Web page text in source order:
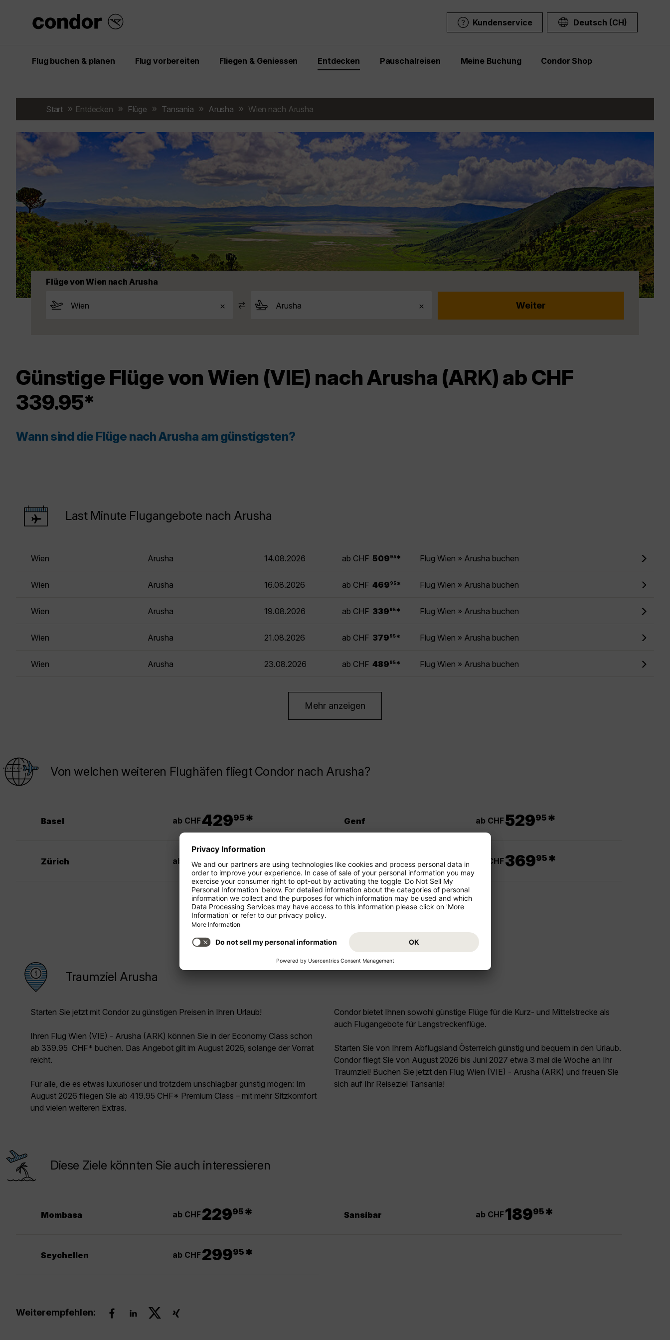
Kundenservice Deutsch (CH)
Flug buchen & planen Flug vorbereiten Fliegen & Geniessen Entdecken Pauschalreisen Meine Buchung Condor Shop
Start Entdecken Flüge Tansania Arusha Wien nach Arusha
Flüge von Wien nach Arusha
Günstige Flüge von Wien (VIE) nach Arusha (ARK) ab CHF
339.95*
Wann sind die Flüge nach Arusha am günstigsten?
Last Minute Flugangebote nach Arusha
Wien Arusha 14.08.2026 ab CHF 509 95 * Flug Wien » Arusha buchen
Wien Arusha 16.08.2026 ab CHF 469 95 * Flug Wien » Arusha buchen
Wien Arusha 19.08.2026 ab CHF 339 95 * Flug Wien » Arusha buchen
Wien Arusha 21.08.2026 ab CHF 379 95 * Flug Wien » Arusha buchen
Wien Arusha 23.08.2026 ab CHF 489 95 * Flug Wien » Arusha buchen
Mehr anzeigen
Von welchen weiteren Flughäfen fliegt Condor nach Arusha?
Basel ab CHF42995 * Genf ab CHF52995 *
Zürich ab CHF 309. * Berlin-Brandenburg ab CHF36995 *
Mehr anzeigen
Traumziel Arusha
Starten Sie jetzt mit Condor zu günstigen Preisen in Ihren Urlaub!
Ihren Flug Wien (VIE) - Arusha (ARK) können Sie in der Economy Class schon
ab 339.95 CHF* buchen. Das Angebot gilt im August 2026, solange der Vorrat
reicht.
Für alle, die es etwas luxuriöser und trotzdem unschlagbar günstig mögen: Im
August 2026 fliegen Sie ab 419.95 CHF* Premium Class – mit mehr Sitzkomfort
und vielen weiteren Extras.
Condor bietet Ihnen sowohl günstige Flüge für die Kurz- und Mittelstrecke als
auch Flugangebote für Langstreckenflüge.
Starten Sie von Ihrem Abflugsland Österreich günstig und bequem in den Urlaub.
Condor fliegt Sie von August 2026 bis Juni 2027 etwa 3 mal die Woche an Ihr
Traumziel! Buchen Sie jetzt den Flug Wien (VIE) - Arusha (ARK) und freuen Sie
sich auf Ihr Reiseziel Tansania!
Diese Ziele könnten Sie auch interessieren
Mombasa ab CHF22995 * Sansibar ab CHF18995 *
Seychellen ab CHF29995 *
Weiterempfehlen: